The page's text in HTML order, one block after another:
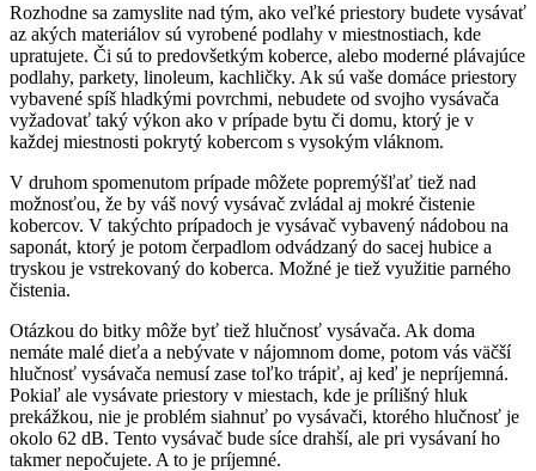
Rozhodne sa zamyslite nad tým, ako veľké priestory budete vysávať
az akých materiálov sú vyrobené podlahy v miestnostiach, kde
upratujete. Či sú to predovšetkým koberce, alebo moderné plávajúce
podlahy, parkety, linoleum, kachličky. Ak sú vaše domáce priestory
vybavené spíš hladkými povrchmi, nebudete od svojho vysávača
vyžadovať taký výkon ako v prípade bytu či domu, ktorý je v
každej miestnosti pokrytý kobercom s vysokým vláknom.
V druhom spomenutom prípade môžete popremýšľať tiež nad
možnosťou, že by váš nový vysávač zvládal aj mokré čistenie
kobercov. V takýchto prípadoch je vysávač vybavený nádobou na
saponát, ktorý je potom čerpadlom odvádzaný do sacej hubice a
tryskou je vstrekovaný do koberca. Možné je tiež využitie parného
čistenia.
Otázkou do bitky môže byť tiež hlučnosť vysávača. Ak doma
nemáte malé dieťa a nebývate v nájomnom dome, potom vás väčší
hlučnosť vysávača nemusí zase toľko trápiť, aj keď je nepríjemná.
Pokiaľ ale vysávate priestory v miestach, kde je prílišný hluk
prekážkou, nie je problém siahnuť po vysávači, ktorého hlučnosť je
okolo 62 dB. Tento vysávač bude síce drahší, ale pri vysávaní ho
takmer nepočujete. A to je príjemné.